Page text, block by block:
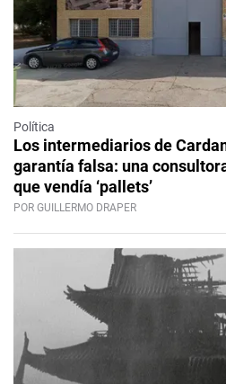
Política
Los intermediarios de
garantía falsa: una consultora
que vendía ‘pallets’
POR GUILLERMO DRAPER